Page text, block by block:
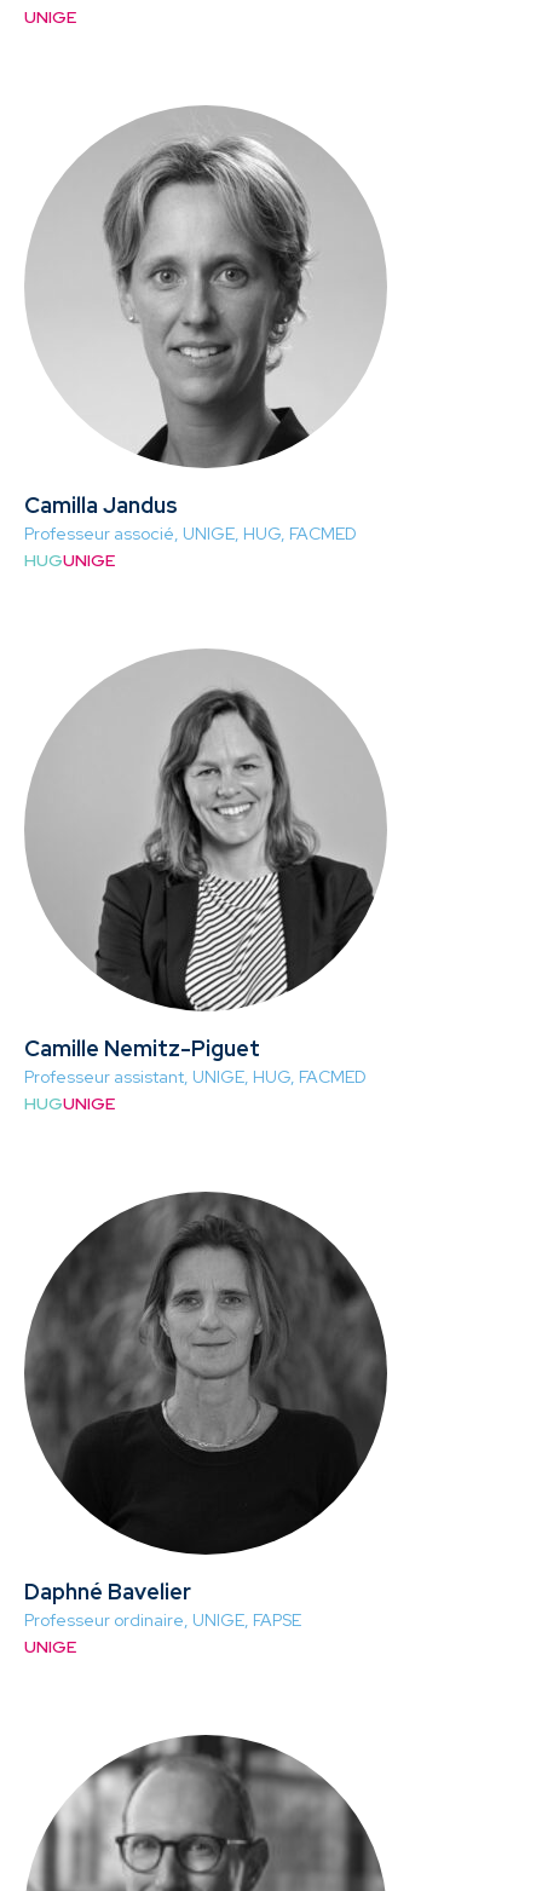
UNIGE
Camilla Jandus
Professeur associé, UNIGE, HUG, FACMED
HUGUNIGE
Camille Nemitz-Piguet
Professeur assistant, UNIGE, HUG, FACMED
HUGUNIGE
Daphné Bavelier
Professeur ordinaire, UNIGE, FAPSE
UNIGE